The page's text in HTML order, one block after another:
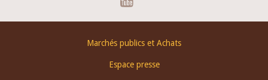
Marchés publics et Achats
Espace presse